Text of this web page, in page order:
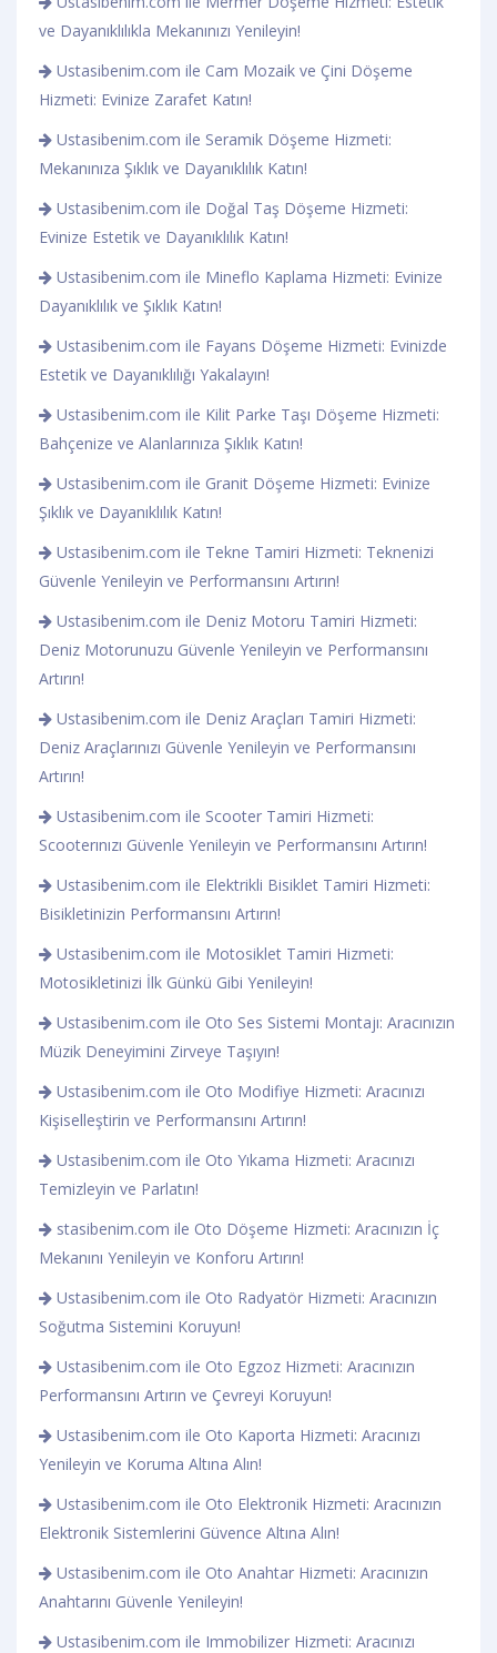
ve Dayanıklılıkla Mekanınızı Yenileyin!
Ustasibenim.com ile Cam Mozaik ve Çini Döşeme
Hizmeti: Evinize Zarafet Katın!
Ustasibenim.com ile Seramik Döşeme Hizmeti:
Mekanınıza Şıklık ve Dayanıklılık Katın!
Ustasibenim.com ile Doğal Taş Döşeme Hizmeti:
Evinize Estetik ve Dayanıklılık Katın!
Ustasibenim.com ile Mineflo Kaplama Hizmeti: Evinize
Dayanıklılık ve Şıklık Katın!
Ustasibenim.com ile Fayans Döşeme Hizmeti: Evinizde
Estetik ve Dayanıklılığı Yakalayın!
Ustasibenim.com ile Kilit Parke Taşı Döşeme Hizmeti:
Bahçenize ve Alanlarınıza Şıklık Katın!
Ustasibenim.com ile Granit Döşeme Hizmeti: Evinize
Şıklık ve Dayanıklılık Katın!
Ustasibenim.com ile Tekne Tamiri Hizmeti: Teknenizi
Güvenle Yenileyin ve Performansını Artırın!
Ustasibenim.com ile Deniz Motoru Tamiri Hizmeti:
Deniz Motorunuzu Güvenle Yenileyin ve Performansını
Artırın!
Ustasibenim.com ile Deniz Araçları Tamiri Hizmeti:
Deniz Araçlarınızı Güvenle Yenileyin ve Performansını
Artırın!
Ustasibenim.com ile Scooter Tamiri Hizmeti:
Scooterınızı Güvenle Yenileyin ve Performansını Artırın!
Ustasibenim.com ile Elektrikli Bisiklet Tamiri Hizmeti:
Bisikletinizin Performansını Artırın!
Ustasibenim.com ile Motosiklet Tamiri Hizmeti:
Motosikletinizi İlk Günkü Gibi Yenileyin!
Ustasibenim.com ile Oto Ses Sistemi Montajı: Aracınızın
Müzik Deneyimini Zirveye Taşıyın!
Ustasibenim.com ile Oto Modifiye Hizmeti: Aracınızı
Kişiselleştirin ve Performansını Artırın!
Ustasibenim.com ile Oto Yıkama Hizmeti: Aracınızı
Temizleyin ve Parlatın!
stasibenim.com ile Oto Döşeme Hizmeti: Aracınızın İç
Mekanını Yenileyin ve Konforu Artırın!
Ustasibenim.com ile Oto Radyatör Hizmeti: Aracınızın
Soğutma Sistemini Koruyun!
Ustasibenim.com ile Oto Egzoz Hizmeti: Aracınızın
Performansını Artırın ve Çevreyi Koruyun!
Ustasibenim.com ile Oto Kaporta Hizmeti: Aracınızı
Yenileyin ve Koruma Altına Alın!
Ustasibenim.com ile Oto Elektronik Hizmeti: Aracınızın
Elektronik Sistemlerini Güvence Altına Alın!
Ustasibenim.com ile Oto Anahtar Hizmeti: Aracınızın
Anahtarını Güvenle Yenileyin!
Ustasibenim.com ile Immobilizer Hizmeti: Aracınızı